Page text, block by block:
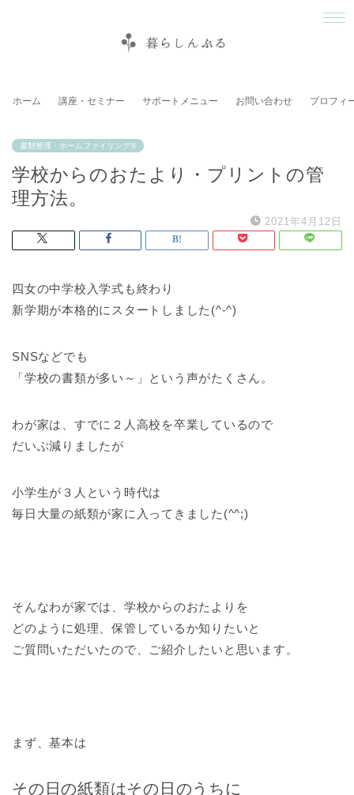
ホーム 講座・セミナー サポートメニュー お問い合わせ プロフィ
書類整理・ホームファイリング®
学校からのおたより・プリントの管
理方法。
2021年4月12日
四女の中学校入学式も終わり
新学期が本格的にスタートしました(^-^)
SNSなどでも
「学校の書類が多い～」という声がたくさん。
わが家は、すでに２人高校を卒業しているので
だいぶ減りましたが
小学生が３人という時代は
毎日大量の紙類が家に入ってきました(^^;)
そんなわが家では、学校からのおたよりを
どのように処理、保管しているか知りたいと
ご質問いただいたので、ご紹介したいと思います。
まず、基本は
その日の紙類はその日のうちに